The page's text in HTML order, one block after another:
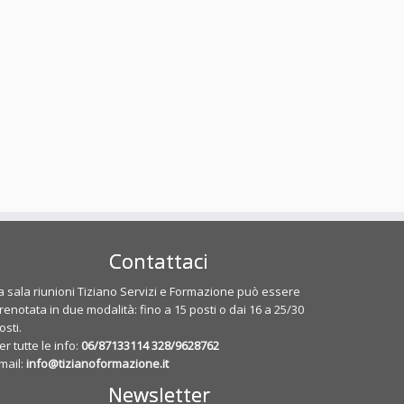
Contattaci
sala riunioni Tiziano Servizi e Formazione può essere
in due modalità: fino a 15 posti o dai 16 a 25/30
tutte le info: 06/87133114328/9628762
info@tizianoformazione.it
Newsletter